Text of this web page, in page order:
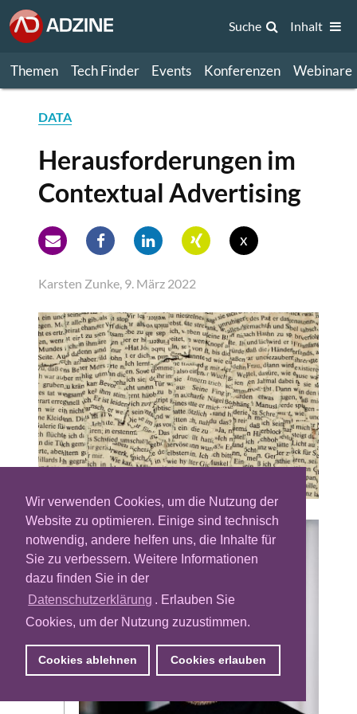
Wir verwenden Cookies, um die Nutzung der
Website zu optimieren. Einige sind technisch
notwendig, andere helfen uns, die Inhalte für
Sie zu verbessern. Weitere Informationen
dazu finden Sie in der
Datenschutzerklärung . Erlauben Sie
Cookies, um der Nutzung zuzustimmen.
Cookies ablehnen Cookies erlauben
Themen Tech Finder Events Konferenzen Webinare
Suche Inhalt
DATA
Herausforderungen im
Contextual Advertising
x
Karsten Zunke, 9. März 2022